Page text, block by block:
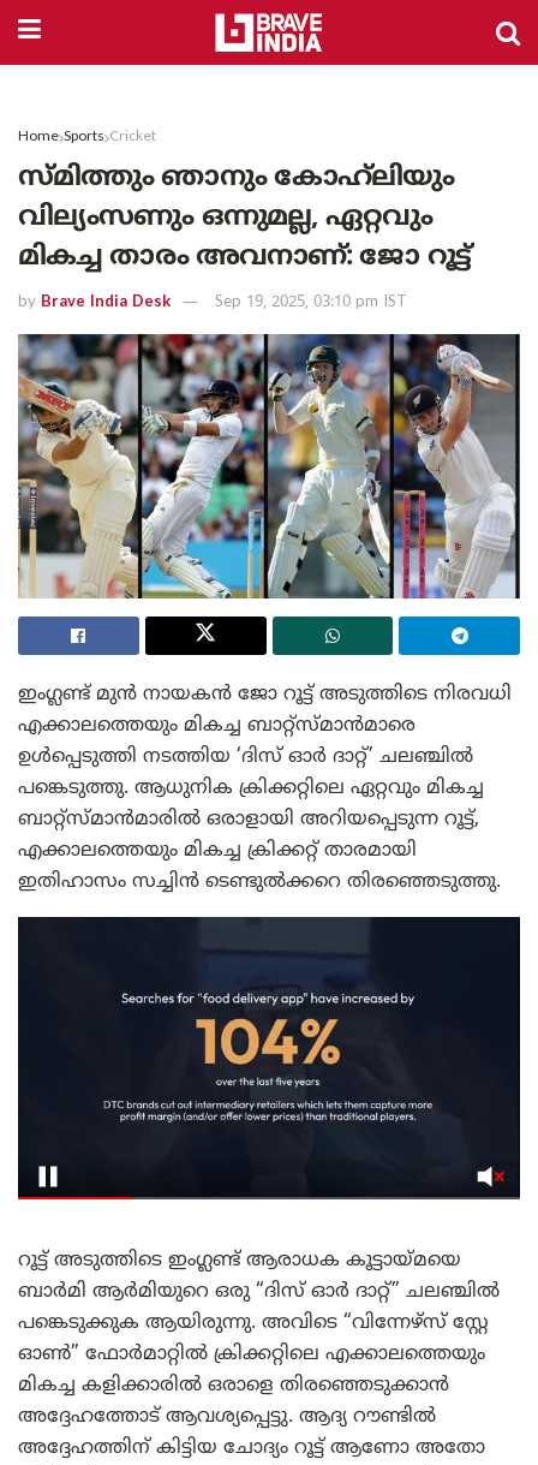
Home Sports Cricket
സ്മിത്തും ഞാനും കോഹ്‌ലിയും
വില്യംസണും ഒന്നുമല്ല, ഏറ്റവും
മികച്ച താരം അവനാണ്: ജോ റൂട്ട്
by Brave India Desk Sep 19, 2025, 03:10 pm IST
ഇംഗ്ലണ്ട് മുൻ നായകൻ ജോ റൂട്ട് അടുത്തിടെ നിരവധി
എക്കാലത്തെയും മികച്ച ബാറ്റ്‌സ്മാൻമാരെ
ഉൾപ്പെടുത്തി നടത്തിയ ‘ദിസ് ഓർ ദാറ്റ്’ ചലഞ്ചിൽ
പങ്കെടുത്തു. ആധുനിക ക്രിക്കറ്റിലെ ഏറ്റവും മികച്ച
ബാറ്റ്‌സ്മാൻമാരിൽ ഒരാളായി അറിയപ്പെടുന്ന റൂട്ട്,
എക്കാലത്തെയും മികച്ച ക്രിക്കറ്റ് താരമായി
ഇതിഹാസം സച്ചിൻ ടെണ്ടുൽക്കറെ തിരഞ്ഞെടുത്തു.
റൂട്ട് അടുത്തിടെ ഇംഗ്ലണ്ട് ആരാധക കൂട്ടായ്മയെ
ബാർമി ആർമിയുറെ ഒരു “ദിസ് ഓർ ദാറ്റ്” ചലഞ്ചിൽ
പങ്കെടുക്കുക ആയിരുന്നു. അവിടെ “വിന്നേഴ്‌സ് സ്റ്റേ
ഓൺ” ഫോർമാറ്റിൽ ക്രിക്കറ്റിലെ എക്കാലത്തെയും
മികച്ച കളിക്കാരിൽ ഒരാളെ തിരഞ്ഞെടുക്കാൻ
അദ്ദേഹത്തോട് ആവശ്യപ്പെട്ടു. ആദ്യ റൗണ്ടിൽ
അദ്ദേഹത്തിന് കിട്ടിയ ചോദ്യം റൂട്ട് ആണോ അതോ